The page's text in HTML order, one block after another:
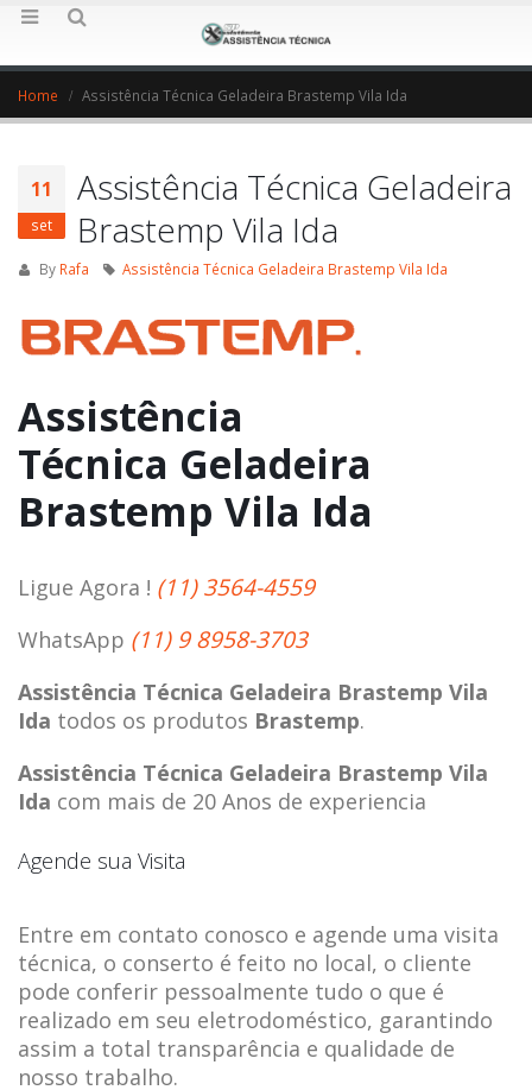
Home Assistência Técnica Geladeira Brastemp Vila Ida
11
set
Assistência Técnica Geladeira
Brastemp Vila Ida
By Rafa Assistência Técnica Geladeira Brastemp Vila Ida
Assistência
Técnica Geladeira
Brastemp Vila Ida
Ligue Agora ! (11) 3564-4559
WhatsApp (11) 9 8958-3703
Assistência Técnica Geladeira Brastemp Vila
Ida todos os produtos Brastemp.
Assistência Técnica Geladeira Brastemp Vila
Ida com mais de 20 Anos de experiencia
Agende sua Visita
Entre em contato conosco e agende uma visita
técnica, o conserto é feito no local, o cliente
pode conferir pessoalmente tudo o que é
realizado em seu eletrodoméstico, garantindo
assim a total transparência e qualidade de
nosso trabalho.